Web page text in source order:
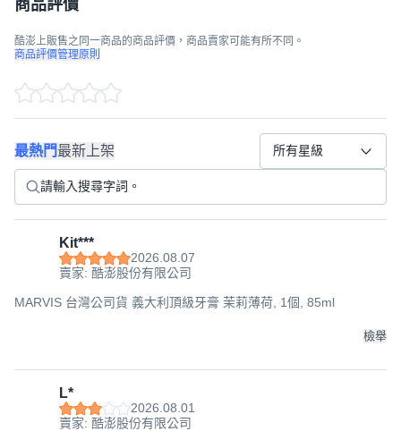
酷澎上販售之同一商品的商品評價，商品賣家可能有所不同。
商品評價管理原則
最熱門最新上架 所有星級
Kit***
2026.08.07
賣家: 酷澎股份有限公司
MARVIS 台灣公司貨 義大利頂級牙膏 茉莉薄荷, 1個, 85ml
檢舉
L*
2026.08.01
賣家: 酷澎股份有限公司